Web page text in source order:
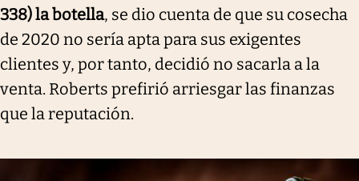
338) la botella, se dio cuenta de que su cosecha
de 2020 no sería apta para sus exigentes
clientes y, por tanto, decidió no sacarla a la
venta. Roberts prefirió arriesgar las finanzas
que la reputación.